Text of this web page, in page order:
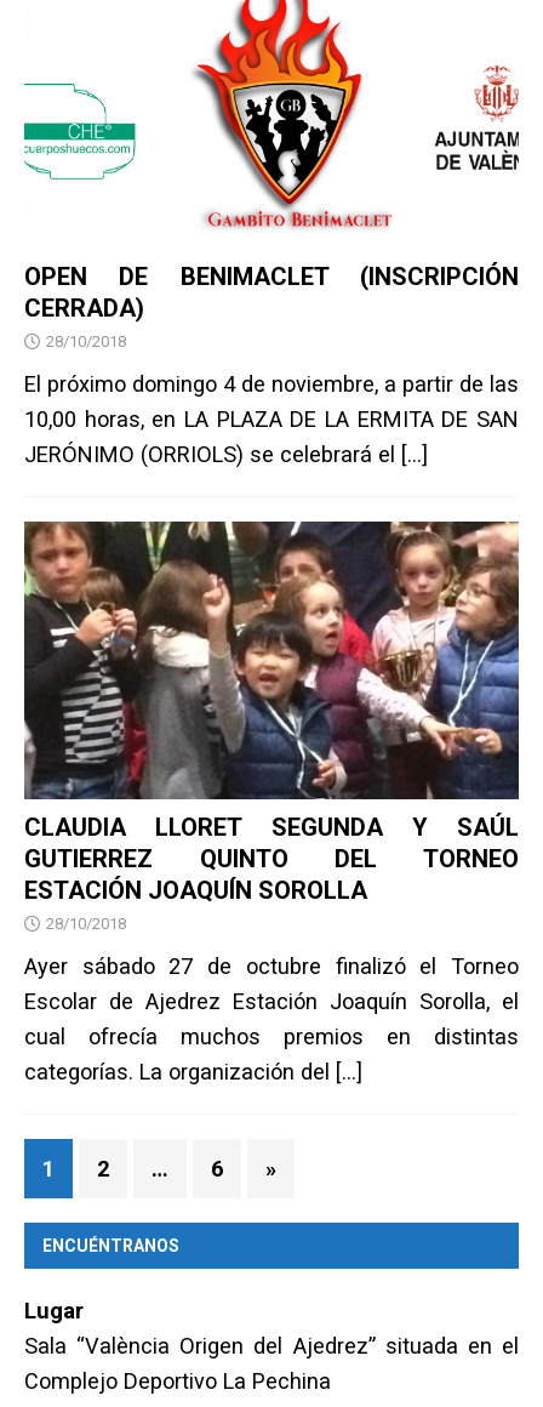
OPEN DE BENIMACLET (INSCRIPCIÓN
CERRADA)
28/10/2018
El próximo domingo 4 de noviembre, a partir de las
10,00 horas, en LA PLAZA DE LA ERMITA DE SAN
JERÓNIMO (ORRIOLS) se celebrará el […]
CLAUDIA LLORET SEGUNDA Y SAÚL
GUTIERREZ QUINTO DEL TORNEO
ESTACIÓN JOAQUÍN SOROLLA
28/10/2018
Ayer sábado 27 de octubre finalizó el Torneo
Escolar de Ajedrez Estación Joaquín Sorolla, el
cual ofrecía muchos premios en distintas
categorías. La organización del […]
1 2 … 6 »
ENCUÉNTRANOS
Lugar
Sala “València Origen del Ajedrez” situada en el
Complejo Deportivo La Pechina